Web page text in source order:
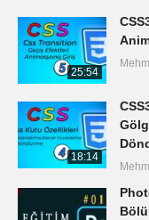
25:54
18:14